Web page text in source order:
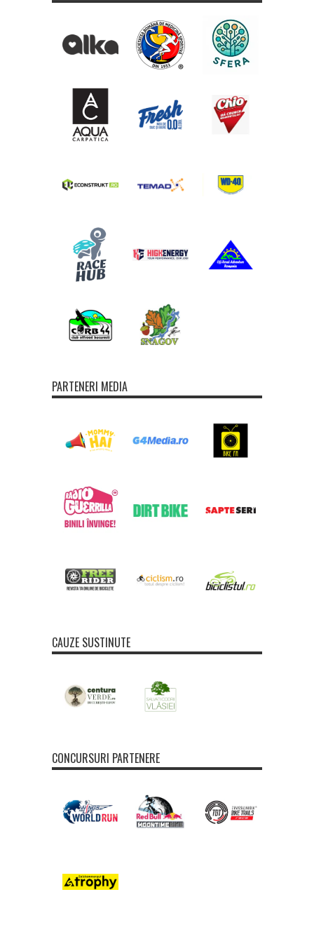
PARTENERI MEDIA
CAUZE SUSTINUTE
CONCURSURI PARTENERE